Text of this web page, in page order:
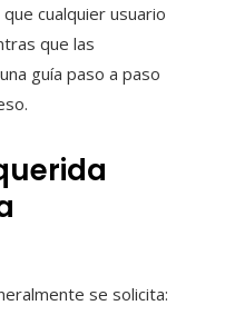
cualquier usuario
que las
guía paso a paso
se solicita: